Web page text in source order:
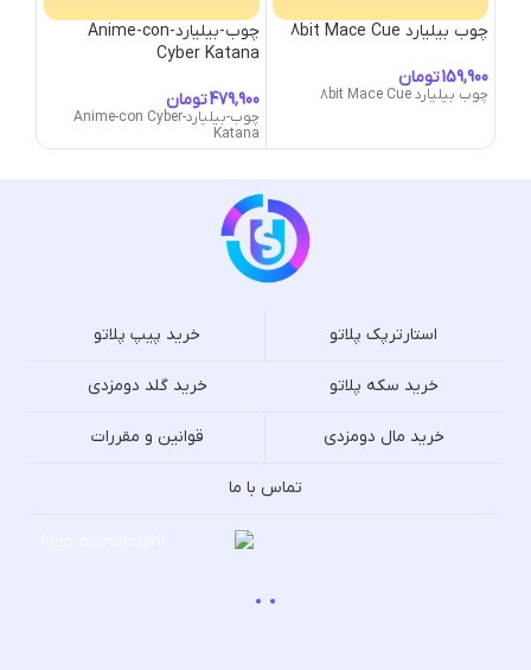
چوب بیلیارد 8bit Mace Cue
تومان
چوب بیلیارد 8bit Mace Cue
چوب-بیلیارد-Anime-con
Cyber Katana
تومان
چوب-بیلیارد-Anime-con Cyber
Katana
استارترپک پلاتو خرید پیپ پلاتو
خرید سکه پلاتو خرید گلد دومزدی
خرید مال دومزدی قوانین و مقررات
تماس با ما